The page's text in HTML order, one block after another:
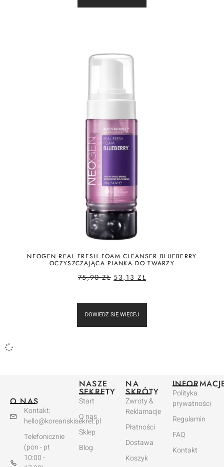
NEOGEN REAL FRESH FOAM CLEANSER BLUEBERRY
OCZYSZCZAJĄCA PIANKA DO TWARZY
75,90ZŁ 53,13 ZŁ
DOWIEDZ SIĘ WIĘCEJ
O NAS
Kontakt:
hello@koreanskisekret.pl
Telefonicznie
(pon - pt
10:00 -
NASZE
SEKRETY
Start
O nas
Sklep
Blog
NA
SKRÓTY
Zwroty &
Reklamacje
Płatności
Dostawa
Koszyk
Polityka
prywatności
Regulamin
FAQ
Kontakt